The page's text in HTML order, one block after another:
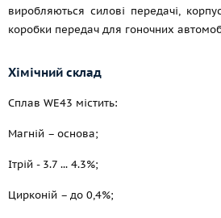
виробляються силові передачі,
коробки передач для гоночних
Хімічний склад
Сплав WЕ43 містить:
Магній – основа;
Ітрій - 3.7 ... 4.3%;
Цирконій – до 0,4%;